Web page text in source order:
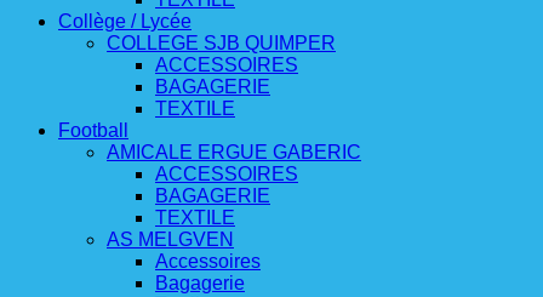
Collège / Lycée
COLLEGE SJB QUIMPER
ACCESSOIRES
BAGAGERIE
TEXTILE
Football
AMICALE ERGUE GABERIC
ACCESSOIRES
BAGAGERIE
TEXTILE
AS MELGVEN
Accessoires
Bagagerie